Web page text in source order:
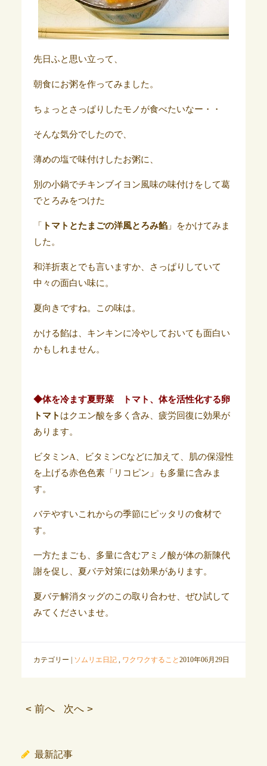
先日ふと思い立って、
朝食にお粥を作ってみました。
ちょっとさっぱりしたモノが食べたいなー・・
そんな気分でしたので、
薄めの塩で味付けしたお粥に、
別の小鍋でチキンブイヨン風味の味付けをして葛
でとろみをつけた
「 トマトとたまごの洋風とろみ餡」をかけてみま
した。
和洋折衷とでも言いますか、さっぱりしていて
中々の面白い味に。
夏向きですね。この味は。
かける餡は、キンキンに冷やしておいても面白い
かもしれません。
◆体を冷ます夏野菜 トマト、体を活性化する卵
トマト はクエン酸を多く含み、疲労回復に効果が
あります。
ビタミンA、ビタミンCなどに加えて、肌の保湿性
を上げる赤色色素「リコピン」も多量に含みま
す。
バテやすいこれからの季節にピッタリの食材で
す。
一方たまごも、多量に含むアミノ酸が体の新陳代
謝を促し、夏バテ対策には効果があります。
夏バテ解消タッグのこの取り合わせ、ぜひ試して
みてくださいませ。
カテゴリー | ソムリエ日記, ワクワクすること 2010年06月29日
< 前へ 次へ >
最新記事